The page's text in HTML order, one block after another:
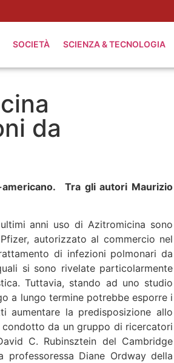
SOCIETÀ SCIENZA & TECNOLOGIA
da
Tra gli autori Maurizio
anni uso di Azitromicina sono
autorizzato al commercio nel
di infezioni polmonari da
si sono rivelate particolarmente
Tuttavia, stando ad uno studio
a lungo termine potrebbe esporre i
aumentare la predisposizione allo
da un gruppo di ricercatori
C. Rubinsztein del Cambridge
Diane Ordway della